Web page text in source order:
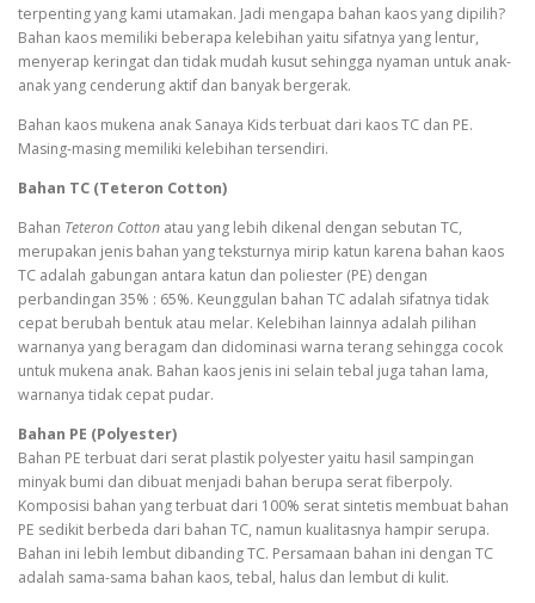
terpenting yang kami utamakan. Jadi mengapa bahan kaos yang dipilih?
Bahan kaos memiliki beberapa kelebihan yaitu sifatnya yang lentur,
menyerap keringat dan tidak mudah kusut sehingga nyaman untuk anak-
anak yang cenderung aktif dan banyak bergerak.
Bahan kaos mukena anak Sanaya Kids terbuat dari kaos TC dan PE.
Masing-masing memiliki kelebihan tersendiri.
Bahan TC (Teteron Cotton)
Bahan Teteron Cotton atau yang lebih dikenal dengan sebutan TC,
merupakan jenis bahan yang teksturnya mirip katun karena bahan kaos
TC adalah gabungan antara katun dan poliester (PE) dengan
perbandingan 35% : 65%. Keunggulan bahan TC adalah sifatnya tidak
cepat berubah bentuk atau melar. Kelebihan lainnya adalah pilihan
warnanya yang beragam dan didominasi warna terang sehingga cocok
untuk mukena anak. Bahan kaos jenis ini selain tebal juga tahan lama,
warnanya tidak cepat pudar.
Bahan PE (Polyester)
Bahan PE terbuat dari serat plastik polyester yaitu hasil sampingan
minyak bumi dan dibuat menjadi bahan berupa serat fiberpoly.
Komposisi bahan yang terbuat dari 100% serat sintetis membuat bahan
PE sedikit berbeda dari bahan TC, namun kualitasnya hampir serupa.
Bahan ini lebih lembut dibanding TC. Persamaan bahan ini dengan TC
adalah sama-sama bahan kaos, tebal, halus dan lembut di kulit.